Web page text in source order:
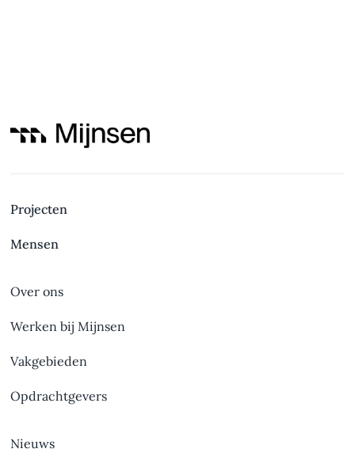
Projecten
Mensen
Over ons
Werken bij Mijnsen
Vakgebieden
Opdrachtgevers
Nieuws